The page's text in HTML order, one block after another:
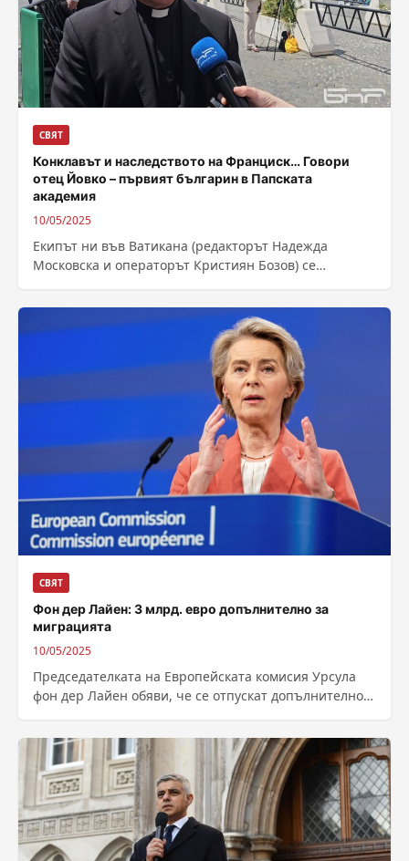
СВЯТ
Конклавът и наследството на Франциск… Говори
отец Йовко – първият българин в Папската
академия
10/05/2025
Екипът ни във Ватикана (редакторът Надежда
Московска и операторът Кристиян Бозов) се
Папската...
СВЯТ
Фон дер Лайен: 3 млрд. евро допълнително за
миграцията
10/05/2025
Председателката на Европейската комисия Урсула
фон дер Лайен обяви, че се отпускат допълнително 3